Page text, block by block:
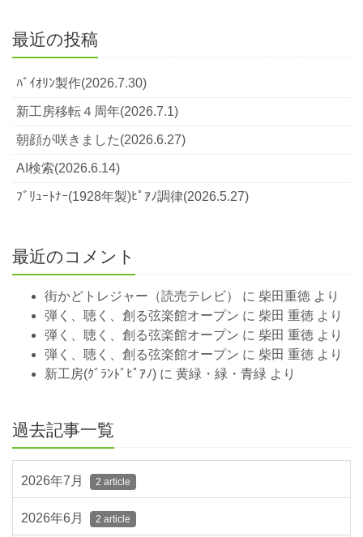
最近の投稿
ﾊﾞｲｵﾘﾝ製作(2026.7.30)
新工房移転４周年(2026.7.1)
朝顔が咲きました(2026.6.27)
AI検索(2026.6.14)
ﾌﾞﾘｭｰﾄﾅｰ(1928年製)ﾋﾟｱﾉ調律(2026.5.27)
最近のコメント
街かどトレジャー（読売テレビ） に 柴田重徳 より
弾く、聴く、創る弦楽館オープン に 柴田 重徳 より
弾く、聴く、創る弦楽館オープン に 柴田 重徳 より
弾く、聴く、創る弦楽館オープン に 柴田 重徳 より
新工房(ｸﾞﾗﾝﾄﾞﾋﾟｱﾉ) に 黄緑・緑・青緑 より
過去記事一覧
2026年7月 2 article
2026年6月 2 article